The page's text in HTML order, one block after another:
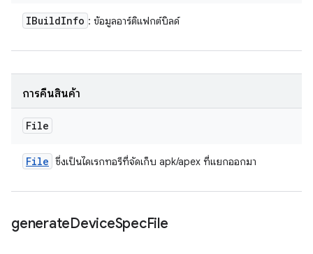
IBuildInfo : ข้อมูลอาร์ติแฟกต์บิลด์
การคืนสินค้า
File
File ซึ่งเป็นไดเรกทอรีที่จัดเก็บ apk/apex ที่แยกออกมา
generateDeviceSpecFile